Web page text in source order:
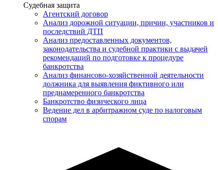
Услуги
Судебная защита
Агентский договор
Анализ дорожной ситуации, причин, участников и
последствий ДТП
Анализ предоставленных документов,
законодательства и судебной практики с выдачей
рекомендаций по подготовке к процедуре
банкротства
Анализ финансово-хозяйственной деятельности
должника для выявления фиктивного или
преднамеренного банкротства
Банкротство физического лица
Ведение дел в арбитражном суде по налоговым
спорам